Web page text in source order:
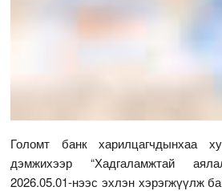
Голомт банк харилцагчдынхаа
дэмжихээр “Хадгаламжтай
2026.05.01-нээс эхлэн хэрэгжүүлж